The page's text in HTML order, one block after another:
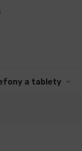
a tablety